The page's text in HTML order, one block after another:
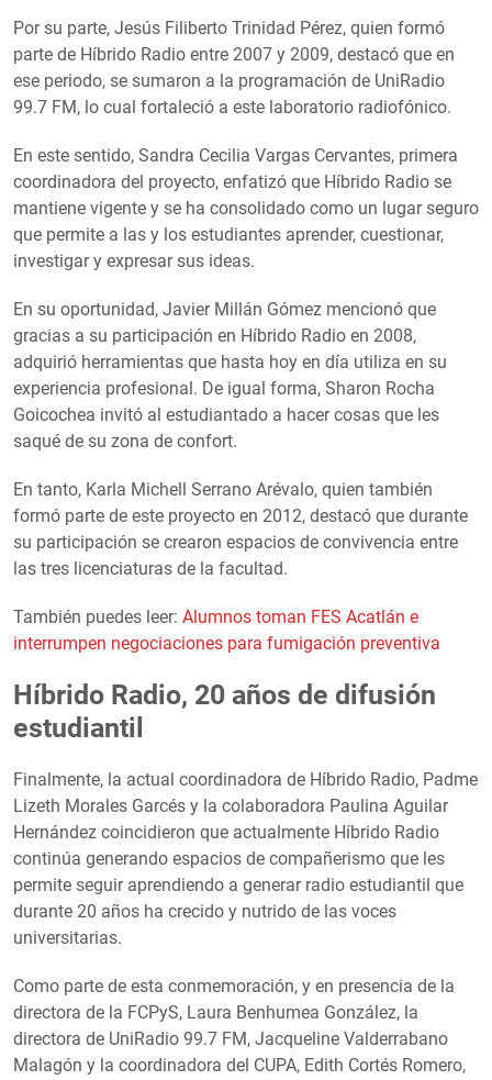
Por su parte, Jesús Filiberto Trinidad Pérez, quien formó
parte de Híbrido Radio entre 2007 y 2009, destacó que en
ese periodo, se sumaron a la programación de UniRadio
99.7 FM, lo cual fortaleció a este laboratorio radiofónico.
En este sentido, Sandra Cecilia Vargas Cervantes, primera
coordinadora del proyecto, enfatizó que Híbrido Radio se
mantiene vigente y se ha consolidado como un lugar seguro
que permite a las y los estudiantes aprender, cuestionar,
investigar y expresar sus ideas.
En su oportunidad, Javier Millán Gómez mencionó que
gracias a su participación en Híbrido Radio en 2008,
adquirió herramientas que hasta hoy en día utiliza en su
experiencia profesional. De igual forma, Sharon Rocha
Goicochea invitó al estudiantado a hacer cosas que les
saqué de su zona de confort.
En tanto, Karla Michell Serrano Arévalo, quien también
formó parte de este proyecto en 2012, destacó que durante
su participación se crearon espacios de convivencia entre
las tres licenciaturas de la facultad.
También puedes leer: Alumnos toman FES Acatlán e
interrumpen negociaciones para fumigación preventiva
Híbrido Radio, 20 años de difusión
estudiantil
Finalmente, la actual coordinadora de Híbrido Radio, Padme
Lizeth Morales Garcés y la colaboradora Paulina Aguilar
Hernández coincidieron que actualmente Híbrido Radio
continúa generando espacios de compañerismo que les
permite seguir aprendiendo a generar radio estudiantil que
durante 20 años ha crecido y nutrido de las voces
universitarias.
Como parte de esta conmemoración, y en presencia de la
directora de la FCPyS, Laura Benhumea González, la
directora de UniRadio 99.7 FM, Jacqueline Valderrabano
Malagón y la coordinadora del CUPA, Edith Cortés Romero,